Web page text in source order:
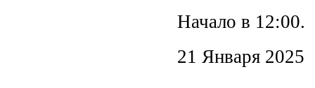
Начало в 12:00.
21 Января 2025